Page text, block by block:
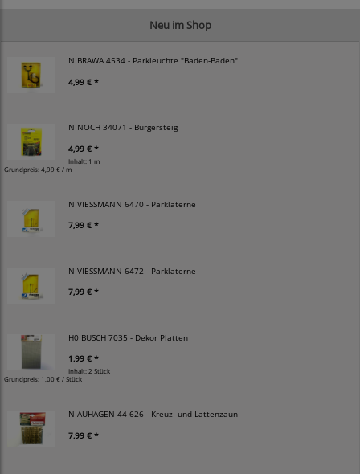
Neu im Shop
N BRAWA 4534 - Parkleuchte "Baden-Baden"
4,99 € *
N NOCH 34071 - Bürgersteig
4,99 € *
Inhalt: 1 m
Grundpreis:4,99 € / m
N VIESSMANN 6470 - Parklaterne
7,99 € *
N VIESSMANN 6472 - Parklaterne
7,99 € *
H0 BUSCH 7035 - Dekor Platten
1,99 € *
Inhalt: 2 Stück
Grundpreis: 1,00 € / Stück
N AUHAGEN 44 626 - Kreuz- und Lattenzaun
7,99 € *